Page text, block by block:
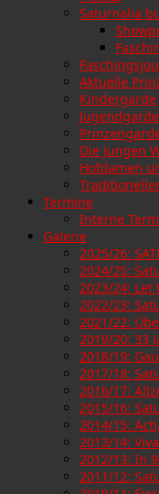
Saturnalia
Aktuelle
Kindergarde
Jugendgarde
Die Jungen
Hofdamen
Termine
Interne
Galerie
2025/26:
2024/25:
2023/24:
2022/23:
2021/22:
2019/20: 33
2018/19:
2017/18:
2016/17:
2015/16:
2014/15:
2013/14:
2012/13: In
2011/12: